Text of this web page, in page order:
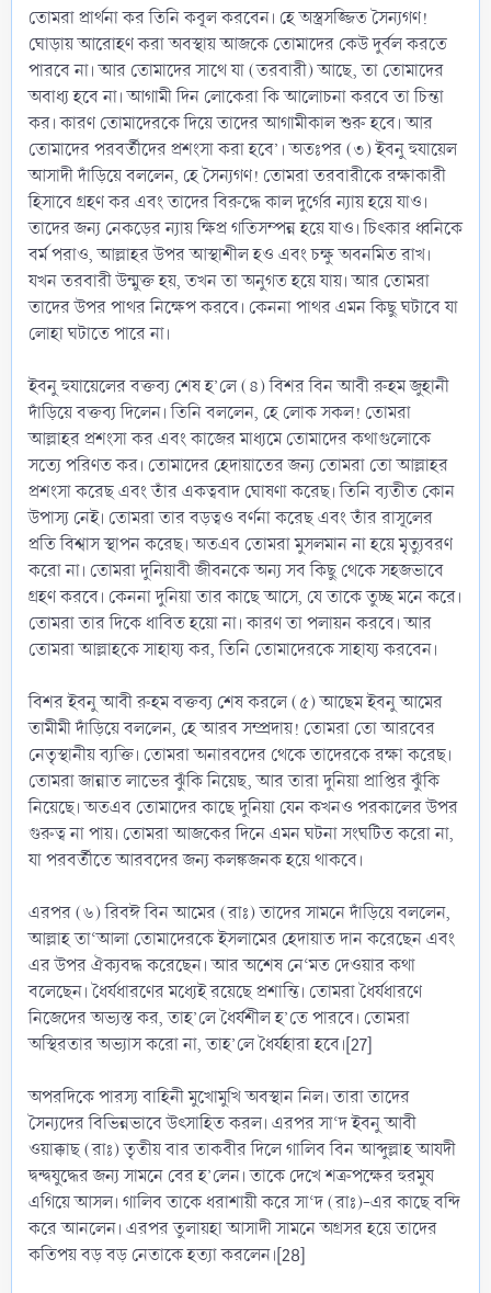
তোমরা প্রার্থনা কর তিনি কবূল করবেন। হে অস্ত্রসজ্জিত সৈন্যগণ!
ঘোড়ায় আরোহণ করা অবস্থায় আজকে তোমাদের কেউ দুর্বল করতে
পারবে না। আর তোমাদের সাথে যা (তরবারী) আছে, তা তোমাদের
অবাধ্য হবে না। আগামী দিন লোকেরা কি আলোচনা করবে তা চিন্তা
কর। কারণ তোমাদেরকে দিয়ে তাদের আগামীকাল শুরু হবে। আর
তোমাদের পরবর্তীদের প্রশংসা করা হবে’। অতঃপর (৩) ইবনু হুযায়েল
আসাদী দাঁড়িয়ে বললেন, হে সৈন্যগণ! তোমরা তরবারীকে রক্ষাকারী
হিসাবে গ্রহণ কর এবং তাদের বিরুদ্ধে কাল দুর্গের ন্যায় হয়ে যাও।
তাদের জন্য নেকড়ের ন্যায় ক্ষিপ্র গতিসম্পন্ন হয়ে যাও। চিৎকার ধ্বনিকে
বর্ম পরাও, আল্লাহর উপর আস্থাশীল হও এবং চক্ষু অবনমিত রাখ।
যখন তরবারী উন্মুক্ত হয়, তখন তা অনুগত হয়ে যায়। আর তোমরা
তাদের উপর পাথর নিক্ষেপ করবে। কেননা পাথর এমন কিছু ঘটাবে যা
লোহা ঘটাতে পারে না।
ইবনু হুযায়েলের বক্তব্য শেষ হ’লে (৪) বিশর বিন আবী রুহম জুহানী
দাঁড়িয়ে বক্তব্য দিলেন। তিনি বললেন, হে লোক সকল! তোমরা
আল্লাহর প্রশংসা কর এবং কাজের মাধ্যমে তোমাদের কথাগুলোকে
সত্যে পরিণত কর। তোমাদের হেদায়াতের জন্য তোমরা তো আল্লাহর
প্রশংসা করেছ এবং তাঁর একত্ববাদ ঘোষণা করেছ। তিনি ব্যতীত কোন
উপাস্য নেই। তোমরা তার বড়ত্বও বর্ণনা করেছ এবং তাঁর রাসূলের
প্রতি বিশ্বাস স্থাপন করেছ। অতএব তোমরা মুসলমান না হয়ে মৃত্যুবরণ
করো না। তোমরা দুনিয়াবী জীবনকে অন্য সব কিছু থেকে সহজভাবে
গ্রহণ করবে। কেননা দুনিয়া তার কাছে আসে, যে তাকে তুচ্ছ মনে করে।
তোমরা তার দিকে ধাবিত হয়ো না। কারণ তা পলায়ন করবে। আর
তোমরা আল্লাহকে সাহায্য কর, তিনি তোমাদেরকে সাহায্য করবেন।
বিশর ইবনু আবী রুহম বক্তব্য শেষ করলে (৫) আছেম ইবনু আমের
তামীমী দাঁড়িয়ে বললেন, হে আরব সম্প্রদায়! তোমরা তো আরবের
নেতৃস্থানীয় ব্যক্তি। তোমরা অনারবদের থেকে তাদেরকে রক্ষা করেছ।
তোমরা জান্নাত লাভের ঝুঁকি নিয়েছ, আর তারা দুনিয়া প্রাপ্তির ঝুঁকি
নিয়েছে। অতএব তোমাদের কাছে দুনিয়া যেন কখনও পরকালের উপর
গুরুত্ব না পায়। তোমরা আজকের দিনে এমন ঘটনা সংঘটিত করো না,
যা পরবর্তীতে আরবদের জন্য কলঙ্কজনক হয়ে থাকবে।
এরপর (৬) রিবঈ বিন আমের (রাঃ) তাদের সামনে দাঁড়িয়ে বললেন,
আল্লাহ তা‘আলা তোমাদেরকে ইসলামের হেদায়াত দান করেছেন এবং
এর উপর ঐক্যবদ্ধ করেছেন। আর অশেষ নে‘মত দেওয়ার কথা
বলেছেন। ধৈর্যধারণের মধ্যেই রয়েছে প্রশান্তি। তোমরা ধৈর্যধারণে
নিজেদের অভ্যস্ত কর, তাহ’লে ধৈর্যশীল হ’তে পারবে। তোমরা
অস্থিরতার অভ্যাস করো না, তাহ’লে ধৈর্যহারা হবে।[27]
অপরদিকে পারস্য বাহিনী মুখোমুখি অবস্থান নিল। তারা তাদের
সৈন্যদের বিভিন্নভাবে উৎসাহিত করল। এরপর সা‘দ ইবনু আবী
ওয়াক্কাছ (রাঃ) তৃতীয় বার তাকবীর দিলে গালিব বিন আব্দুল্লাহ আযদী
দ্বন্দ্বযুদ্ধের জন্য সামনে বের হ’লেন। তাকে দেখে শত্রুপক্ষের হুরমুয
এগিয়ে আসল। গালিব তাকে ধরাশায়ী করে সা‘দ (রাঃ)-এর কাছে বন্দি
করে আনলেন। এরপর তুলায়হা আসাদী সামনে অগ্রসর হয়ে তাদের
কতিপয় বড় বড় নেতাকে হত্যা করলেন।[28]